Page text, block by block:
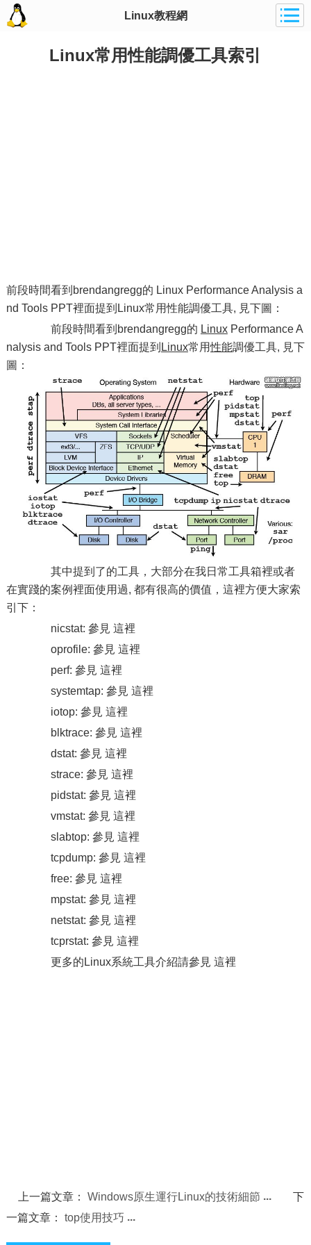
Linux教程網
Linux常用性能調優工具索引
前段時間看到brendangregg的 Linux Performance Analysis a
nd Tools PPT裡面提到Linux常用性能調優工具, 見下圖：
前段時間看到brendangregg的 LinuxPerformance A
nalysis and Tools PPT裡面提到 Linux常用性能調優工具, 見下
圖：
其中提到了的工具，大部分在我日常工具箱裡或者
在實踐的案例裡面使用過, 都有很高的價值，這裡方便大家索
引下：
nicstat: 參見 這裡
oprofile: 參見 這裡
perf: 參見 這裡
systemtap: 參見 這裡
iotop: 參見 這裡
blktrace: 參見 這裡
dstat: 參見 這裡
strace: 參見 這裡
pidstat: 參見 這裡
vmstat: 參見 這裡
slabtop: 參見 這裡
tcpdump: 參見 這裡
free: 參見 這裡
mpstat: 參見 這裡
netstat: 參見 這裡
tcprstat: 參見 這裡
更多的Linux系統工具介紹請參見 這裡
上一篇文章：Windows原生運行Linux的技術細節
下
一篇文章： top使用技巧